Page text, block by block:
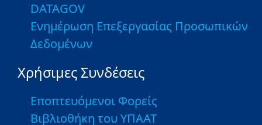
DATAGOV
Ενημέρωση Επεξεργασίας Προσωπικών
Δεδομένων
Χρήσιμες Συνδέσεις
Εποπτευόμενοι Φορείς
Βιβλιοθήκη του ΥΠΑΑΤ